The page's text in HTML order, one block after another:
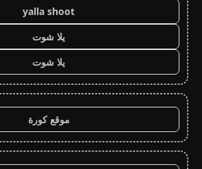
yalla shoot
يلا شوت
يلا شوت
موقع كورة